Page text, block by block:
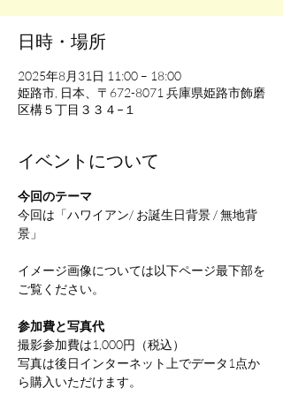
日時・場所
2025年8月31日 11:00 – 18:00
姫路市, 日本、〒672-8071 兵庫県姫路市飾磨
区構５丁目３３４−１
イベントについて
今回のテーマ
今回は「ハワイアン/ お誕生日背景 / 無地背
景」
イメージ画像については以下ページ最下部を
ご覧ください。
参加費と写真代
撮影参加費は1,000円（税込）
写真は後日インターネット上でデータ1点か
ら購入いただけます。